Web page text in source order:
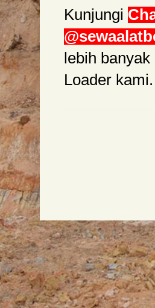
Kunjungi
lebih
Loader kami.